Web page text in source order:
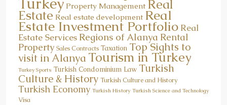
Turkey Property Management Real
Estate Real estate development Real
Estate Investment Portfolio Real
Estate Services Regions of Alanya Rental
Property Sales Contracts Taxation Top Sights to
visit in Alanya Tourism in Turkey
Turkey Sports Turkish Condominium Law Turkish
Culture & History Turkish Culture and History
Turkish Economy Turkish History Turkish Science and Technology
Visa